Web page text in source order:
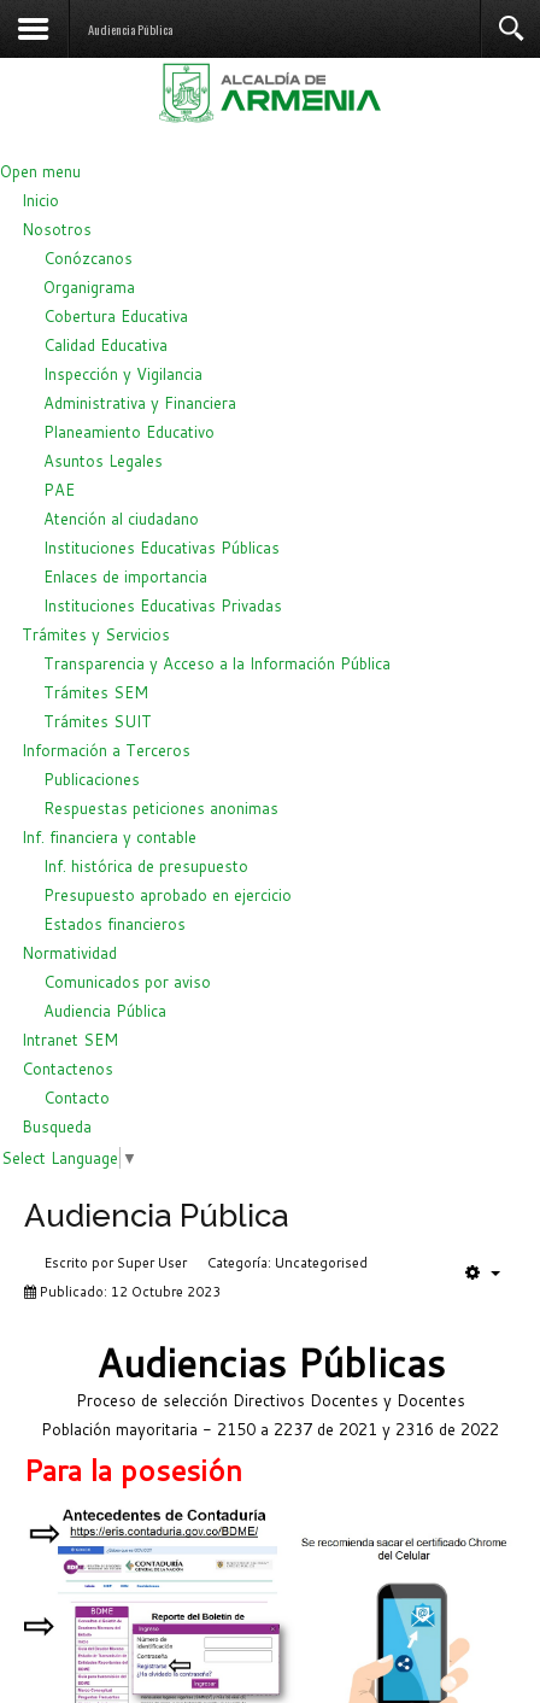
Audiencia Pública
Open menu
Inicio
Nosotros
Conózcanos
Organigrama
Cobertura Educativa
Calidad Educativa
Inspección y Vigilancia
Administrativa y Financiera
Planeamiento Educativo
Asuntos Legales
PAE
Atención al ciudadano
Instituciones Educativas Públicas
Enlaces de importancia
Instituciones Educativas Privadas
Trámites y Servicios
Transparencia y Acceso a la Información Pública
Trámites SEM
Trámites SUIT
Información a Terceros
Publicaciones
Respuestas peticiones anonimas
Inf. financiera y contable
Inf. histórica de presupuesto
Presupuesto aprobado en ejercicio
Estados financieros
Normatividad
Comunicados por aviso
Audiencia Pública
Intranet SEM
Contactenos
Contacto
Busqueda
Select Language ▼
Audiencia Pública
Escrito porSuper User Categoría: Uncategorised
Publicado: 12 Octubre 2023
Audiencias Públicas
Proceso de selección Directivos Docentes y Docentes
Población mayoritaria - 2150 a 2237 de 2021 y 2316 de 2022
Para la posesión